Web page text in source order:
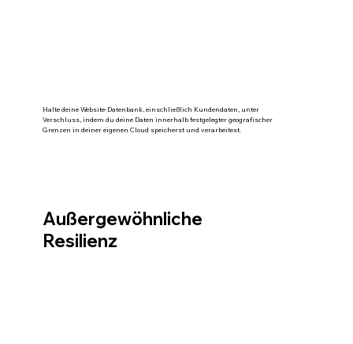
Halte deine Website-Datenbank, einschließlich Kundendaten, unter
Verschluss, indem du deine Daten innerhalb festgelegter geografischer
Grenzen in deiner eigenen Cloud speicherst und verarbeitest.
Außergewöhnliche
Resilienz